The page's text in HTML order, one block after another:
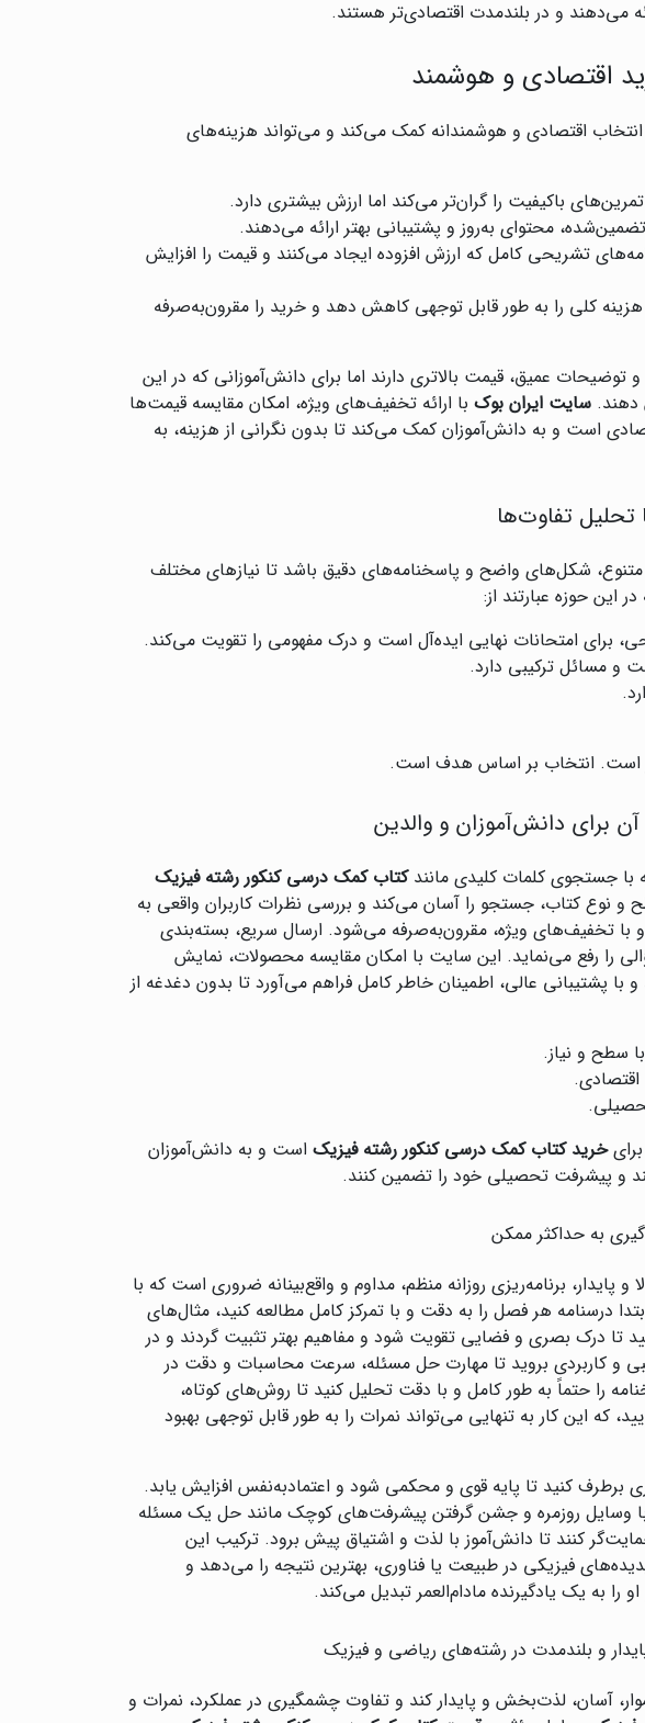
می‌دهند و در بلندمدت اقتصادی‌تر هستند.
اقتصادی و هوشمند
انتخاب اقتصادی و هوشمندانه کمک می‌کند و می‌تواند هزینه‌های
باکیفیت را گران‌تر می‌کند اما ارزش بیشتری دارد.
محتوای به‌روز و پشتیبانی بهتر ارائه می‌دهند.
تشریحی کامل که ارزش افزوده ایجاد می‌کنند و قیمت را افزایش
کلی را به طور قابل توجهی کاهش دهد و خرید را مقرون‌به‌صرفه
عمیق، قیمت بالاتری دارند اما برای دانش‌آموزانی که در این
دهند. سایت ایران بوک با ارائه تخفیف‌های ویژه، امکان مقایسه قیمت‌ها
است و به دانش‌آموزان کمک می‌کند تا بدون نگرانی از هزینه، به
تفاوت‌ها
متنوع، شکل‌های واضح و پاسخنامه‌های دقیق باشد تا نیازهای مختلف
این حوزه عبارتند از:
برای امتحانات نهایی ایده‌آل است و درک مفهومی را تقویت می‌کند.
و مسائل ترکیبی دارد.
است. انتخاب بر اساس هدف است.
برای دانش‌آموزان و والدین
با جستجوی کلمات کلیدی مانندکتاب کمک درسی کنکور رشته فیزیک
نوع کتاب، جستجو را آسان می‌کند و بررسی نظرات کاربران واقعی به
با تخفیف‌های ویژه، مقرون‌به‌صرفه می‌شود. ارسال سریع، بسته‌بندی
را رفع می‌نماید. این سایت با امکان مقایسه محصولات، نمایش
یاری می‌کند و با پشتیبانی عالی، اطمینان خاطر کامل فراهم می‌آورد تا بدون دغدغه از
سطح و نیاز.
خرید کتاب کمک درسی کنکور رشته فیزیک است و به دانش‌آموزان
و پیشرفت تحصیلی خود را تضمین کنند.
به حداکثر ممکن
پایدار، برنامه‌ریزی روزانه منظم، مداوم و واقع‌بینانه ضروری است که با
درسنامه هر فصل را به دقت و با تمرکز کامل مطالعه کنید، مثال‌های
تا درک بصری و فضایی تقویت شود و مفاهیم بهتر تثبیت گردند و در
و کاربردی بروید تا مهارت حل مسئله، سرعت محاسبات و دقت در
را حتماً به طور کامل و با دقت تحلیل کنید تا روش‌های کوتاه،
که این کار به تنهایی می‌تواند نمرات را به طور قابل توجهی بهبود
برطرف کنید تا پایه قوی و محکمی شود و اعتمادبه‌نفس افزایش یابد.
با وسایل روزمره و جشن گرفتن پیشرفت‌های کوچک مانند حل یک مسئله
کنند تا دانش‌آموز با لذت و اشتیاق پیش برود. ترکیب این
فیزیکی در طبیعت یا فناوری، بهترین نتیجه را می‌دهد و
را به یک یادگیرنده مادام‌العمر تبدیل می‌کند.
و بلندمدت در رشته‌های ریاضی و فیزیک
آسان، لذت‌بخش و پایدار کند و تفاوت چشمگیری در عملکرد، نمرات و